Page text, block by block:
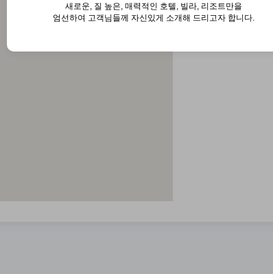
새로운, 질 높은, 매력적인 호텔, 빌라, 리조트만을
엄선하여 고객님들께 자신있게 소개해 드리고자 합니다.
서핑 명소